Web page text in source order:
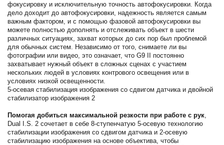
фокусировку и исключительную точность автофокусировки. Когда
дело доходит до автофокусировки, надежность является самым
важным фактором, и с помощью фазовой автофокусировки вы
можете полностью дополнять и отслеживать объект в шести
различных ситуациях, захват которых до сих пор был проблемой
для обычных систем. Независимо от того, снимаете ли вы
фотографии или видео, это означает, что G9 II постоянно
захватывает нужный объект в сложных сценах с участием
нескольких людей в условиях контрового освещения или в
условиях низкой освещенности.
5-осевая стабилизация изображения со сдвигом датчика и двойной
стабилизатор изображения 2
Помогая добиться максимальной резкости при работе с рук,
Dual I.S. 2 сочетает в себе 8-ступенчатую 5-осевую технологию
стабилизации изображения со сдвигом датчика и 2-осевую
стабилизацию изображения на основе объектива, чтобы